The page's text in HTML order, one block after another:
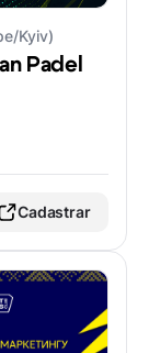
Kyiv)
Padel
Cadastrar